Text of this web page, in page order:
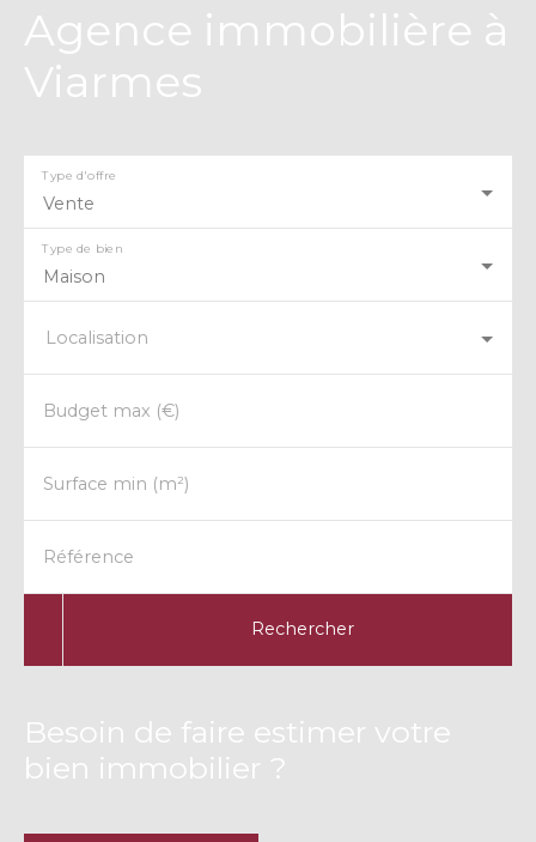
Agence immobilière à
Viarmes
Vente
Type d'offre
Maison
Type de bien
Localisation
Budget max (€)
Surface min (m²)
Référence
Rechercher
Besoin de faire estimer votre
bien immobilier ?